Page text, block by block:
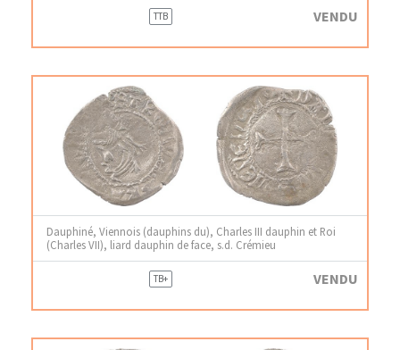
TTB VENDU
Dauphiné, Viennois (dauphins du), Charles III dauphin et Roi
(Charles VII), liard dauphin de face, s.d. Crémieu
TB+ VENDU